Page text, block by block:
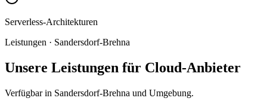
Serverless-Architekturen
Leistungen · Sandersdorf-Brehna
Unsere Leistungen für Cloud-Anbieter
Verfügbar in Sandersdorf-Brehna und Umgebung.